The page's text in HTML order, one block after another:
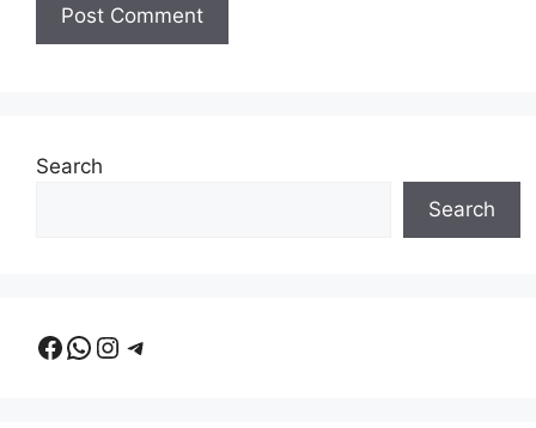
Search
Search
Facebook
WhatsApp
Instagram
Telegram